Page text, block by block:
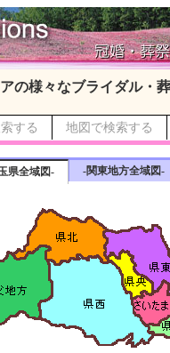
の様々なブライダル・
する 地図で検索する
県全域図- -関東地方全域図-